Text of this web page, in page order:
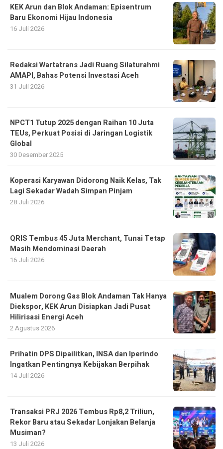
KEK Arun dan Blok Andaman: Episentrum
Baru Ekonomi Hijau Indonesia
16 Juli 2026
Redaksi Wartatrans Jadi Ruang Silaturahmi
AMAPI, Bahas Potensi Investasi Aceh
31 Juli 2026
NPCT1 Tutup 2025 dengan Raihan 10 Juta
TEUs, Perkuat Posisi di Jaringan Logistik
Global
30 Desember 2025
Koperasi Karyawan Didorong Naik Kelas, Tak
Lagi Sekadar Wadah Simpan Pinjam
28 Juli 2026
QRIS Tembus 45 Juta Merchant, Tunai Tetap
Masih Mendominasi Daerah
16 Juli 2026
Mualem Dorong Gas Blok Andaman Tak Hanya
Diekspor, KEK Arun Disiapkan Jadi Pusat
Hilirisasi Energi Aceh
2 Agustus 2026
Prihatin DPS Dipailitkan, INSA dan Iperindo
Ingatkan Pentingnya Kebijakan Berpihak
14 Juli 2026
Transaksi PRJ 2026 Tembus Rp8,2 Triliun,
Rekor Baru atau Sekadar Lonjakan Belanja
Musiman?
13 Juli 2026